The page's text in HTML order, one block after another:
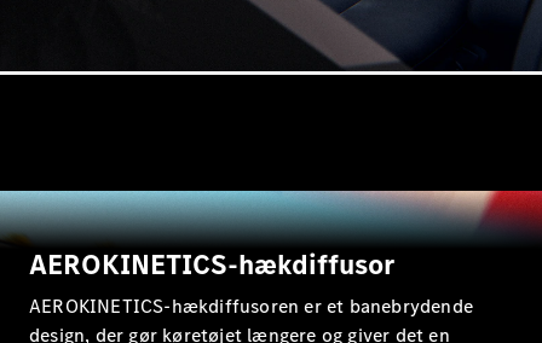
Showroom
A-Klasse
AEROKINETICS-hækdiffusor
AEROKINETICS-hækdiffusoren er et banebrydende
design, der gør køretøjet længere og giver det en